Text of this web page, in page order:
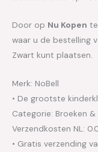
Door op Nu Kopen
waar u de bestelling
Zwart kunt plaatsen.
Merk: NoBell
• De grootste
Categorie: Broeken &
Verzendkosten NL:
• Gratis verzending